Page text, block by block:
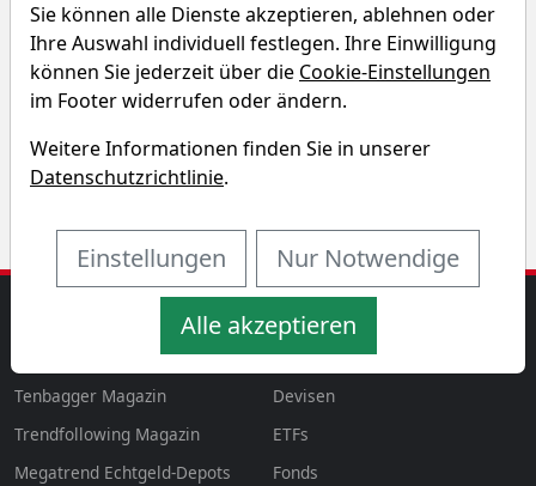
Chart der CHF/NOK Währung
1J
3J 5J
Tenbagger Magazin
Trendfollowing Magazin
Megatrend Echtgeld-Depots
AKTIEN & MEHR
Aktien
Devisen
ETFs
Fonds
Sie können alle Dienste akzeptieren, ablehnen oder
Ihre Auswahl individuell festlegen. Ihre Einwilligung
können Sie jederzeit über die Cookie-Einstellungen
im Footer widerrufen oder ändern.
Weitere Informationen finden Sie in unserer
Datenschutzrichtlinie.
Einstellungen Nur Notwendige
Alle akzeptieren